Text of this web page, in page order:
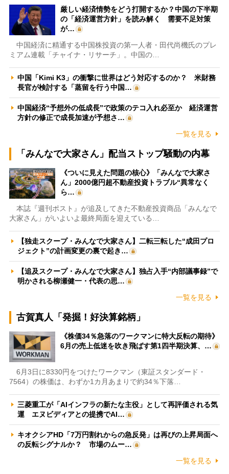
厳しい経済情勢をどう打開するか？中国の下半期
の「経済運営方針」を読み解く 需要不足対策
が…
中国経済に精通する中国株投資の第一人者・田代尚機氏のプレ
ミアム連載「チャイナ・リサーチ」。中国の…
中国「Kimi K3」の衝撃に世界はどう対応するのか？ 米財務
長官が検討する「蒸留を行う中国…
中国経済“予想外の低成長”で政策のテコ入れ必至か 経済運営
方針の修正で成長加速が予想さ…
一覧を見る
「みんなで大家さん」配当ストップ騒動の内幕
《ついに見えた問題の核心》「みんなで大家さ
ん」2000億円超不動産投資トラブル“異常なく
ら…
本誌『週刊ポスト』が追及してきた不動産投資商品「みんなで
大家さん」がいよいよ最終局面を迎えている…
【独走スクープ・みんなで大家さん】二転三転した“成田プロ
ジェクト”の計画変更の裏で起き…
【追及スクープ・みんなで大家さん】独占入手“内部議事録”で
明かされる柳瀬健一・代表の思…
一覧を見る
古賀真人「発掘！好決算銘柄」
《株価34％急落のワークマンに特大反転の期待》
6月の売上低迷を吹き飛ばす第1四半期決算、…
6月3日に8330円をつけたワークマン（東証スタンダード・
7564）の株価は、わずか1カ月あまりで約34％下落…
三菱重工が「AIインフラの新たな主役」として再評価される気
運 エヌビディアとの提携でAI…
キオクシアHD「7万円割れからの急反発」は再びの上昇局面へ
の反転シグナルか？ 市場のムー…
一覧を見る